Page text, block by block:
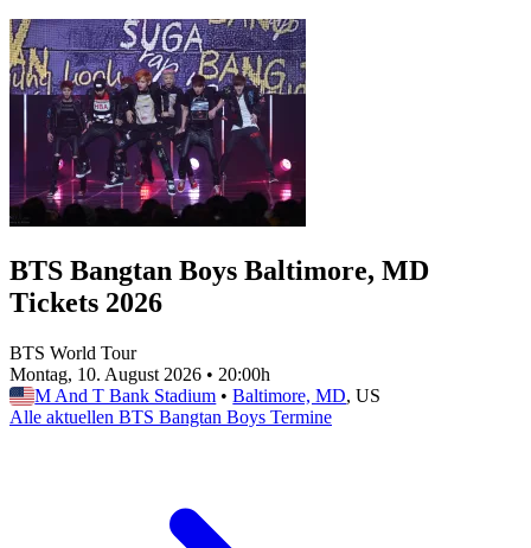
BTS Bangtan Boys Baltimore, MD
Tickets 2026
BTS World Tour
Montag, 10. August 2026 • 20:00h
M And T Bank Stadium • Baltimore, MD, US
Alle aktuellen BTS Bangtan Boys Termine